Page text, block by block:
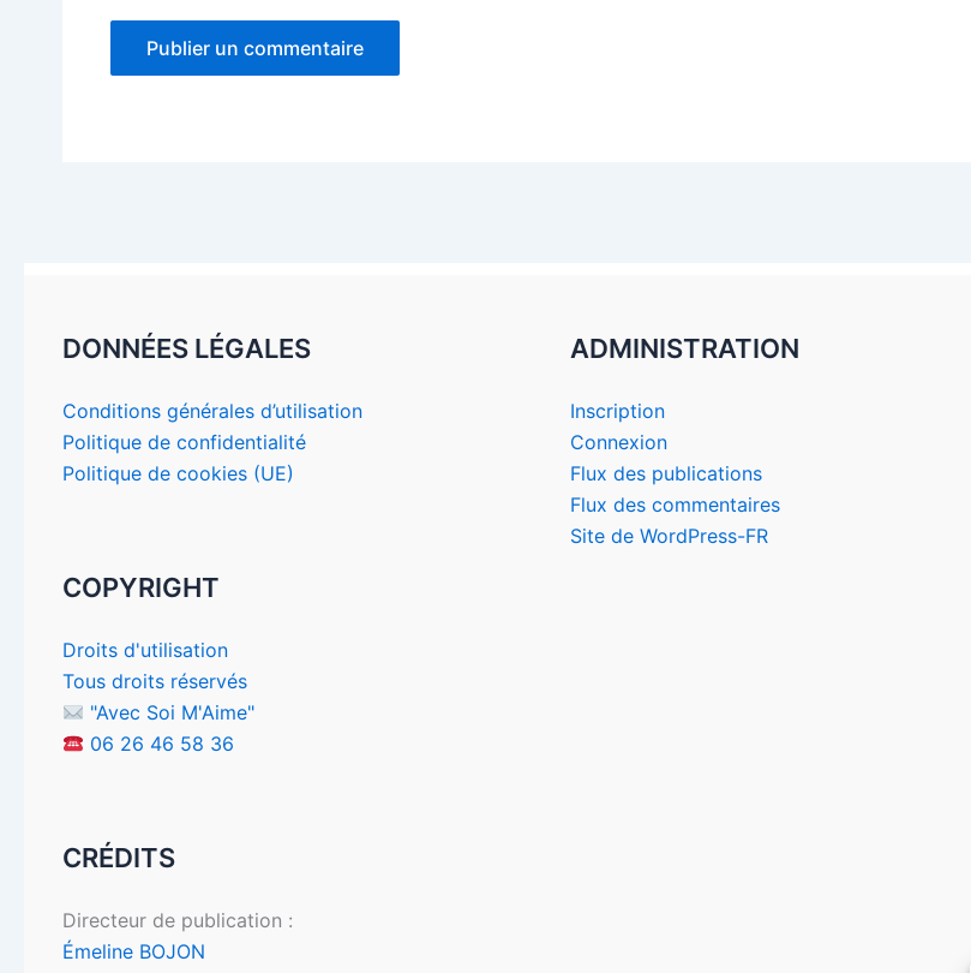
DONNÉES LÉGALES
Conditions générales d’utilisation
Politique de confidentialité
Politique de cookies (UE)
COPYRIGHT
Droits d'utilisation
Tous droits réservés
"Avec Soi M'Aime"
06 26 46 58 36
CRÉDITS
Directeur de publication :
Émeline BOJON
ADMINISTRATION
Inscription
Connexion
Flux des publications
Flux des commentaires
Site de WordPress-FR